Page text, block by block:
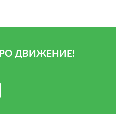
ДВИЖЕНИЕ!